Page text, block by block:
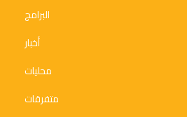
البرامج
أخبار
محليات
متفرقات